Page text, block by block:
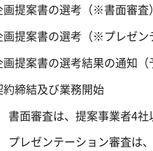
企画提案書の選考（
画提案書の選考（※プレ
企画提案書の選考結果
契約締結及び
審査は、提案事業者4社以
ゼンテーション審査は、